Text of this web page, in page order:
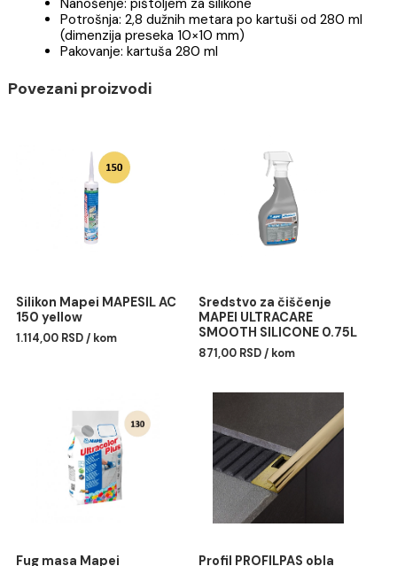
Pomeranja pri upotrebi: 20%
Modul elastičnosti pri izduženju od 100%: 0,36
N/mm²
Tvrdoća po Shore A: 18
Vreme obradljivosti: 25’
EMICODE: EC1 Plus – veoma niska emisija
(dimenzija preseka 10×10 mm)
Pakovanje: kartuša 280 ml
Povezani proizvodi
Silikon Mapei MAPESIL AC
150 yellow
1.114,00 RSD / kom
Sredstvo za čiščenje
MAPEI ULTRACARE
SMOOTH SILICONE 0.75L
871,00 RSD / kom